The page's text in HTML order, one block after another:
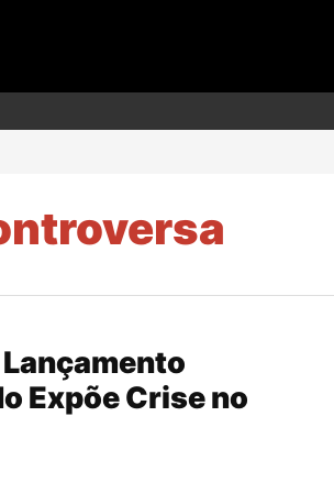
Expõe Crise no